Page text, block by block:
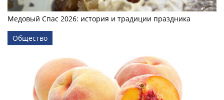
Медовый Спас 2026: история и традиции праздника
Общество